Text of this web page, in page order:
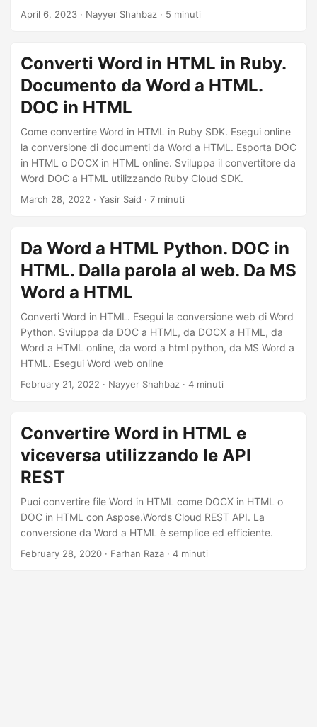
degli strumenti e delle risorse giusti per convertire i
Aspose.Words Cloud SDK per convertire i documenti Word
in formato HTML, semplificando la condivisione dei
contenuti sul Web.
April 6, 2023 · Nayyer Shahbaz · 5 minuti
Converti Word in HTML in Ruby.
Documento da Word a HTML.
DOC in HTML
Come convertire Word in HTML in Ruby SDK. Esegui online
la conversione di documenti da Word a HTML. Esporta DOC
in HTML o DOCX in HTML online. Sviluppa il convertitore da
Word DOC a HTML utilizzando Ruby Cloud SDK.
March 28, 2022 · Yasir Said · 7 minuti
Da Word a HTML Python. DOC in
HTML. Dalla parola al web. Da MS
Word a HTML
Converti Word in HTML. Esegui la conversione web di Word
Python. Sviluppa da DOC a HTML, da DOCX a HTML, da
Word a HTML online, da word a html python, da MS Word a
HTML. Esegui Word web online
February 21, 2022 · Nayyer Shahbaz · 4 minuti
Convertire Word in HTML e
viceversa utilizzando le API
REST
Puoi convertire file Word in HTML come DOCX in HTML o
DOC in HTML con Aspose.Words Cloud REST API. La
conversione da Word a HTML è semplice ed efficiente.
February 28, 2020 · Farhan Raza · 4 minuti